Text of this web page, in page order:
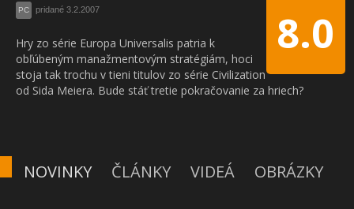
8.0
PC pridané 3.2.2007
Hry zo série Europa Universalis patria k
obľúbeným manažmentovým stratégiám, hoci
stoja tak trochu v tieni titulov zo série Civilization
od Sida Meiera. Bude stáť tretie pokračovanie za hriech?
NOVINKY ČLÁNKY VIDEÁ OBRÁZKY